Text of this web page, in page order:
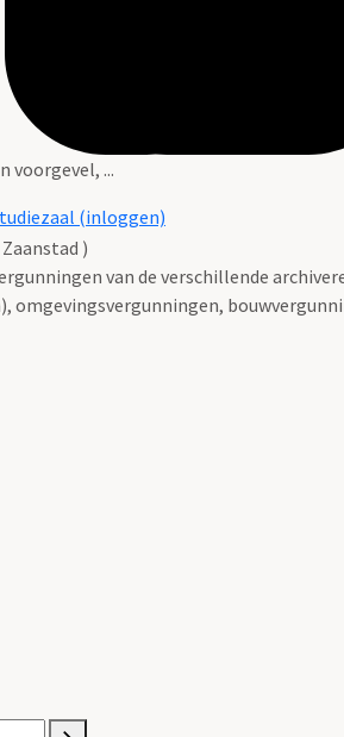
voorgevel, ...
(inloggen)
)
van de verschillende
omgevingsvergunningen,